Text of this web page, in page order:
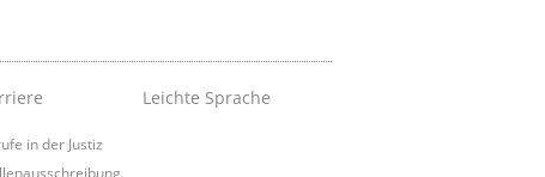
in der Justiz
Leichte Sprache